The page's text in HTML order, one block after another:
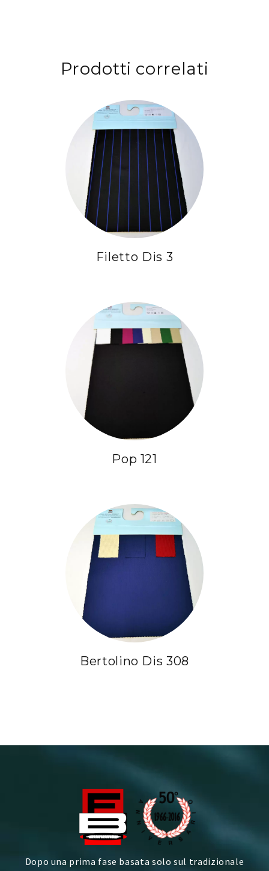
Prodotti correlati
Filetto Dis 3
Pop 121
Bertolino Dis 308
Dopo una prima fase basata solo sul tradizionale